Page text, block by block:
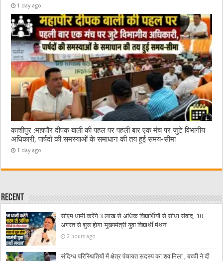
1 day ago
काशीपुर :महापौर दीपक बाली की पहल पर पहली बार एक मंच पर जुटे विभागीय
अधिकारी, पार्षदों की समस्याओं के समाधान की तय हुई समय-सीमा
1 day ago
Recent
सीएम धामी करेंगे 3 लाख से अधिक विद्यार्थियों से सीधा संवाद, 10
अगस्त से शुरू होगा ‘मुख्यमंत्री युवा विद्यार्थी मंथन’
2 hours ago
संदिग्ध परिस्थितियों में क्षेत्र पंचायत सदस्य का शव मिला , बच्ची ने दी